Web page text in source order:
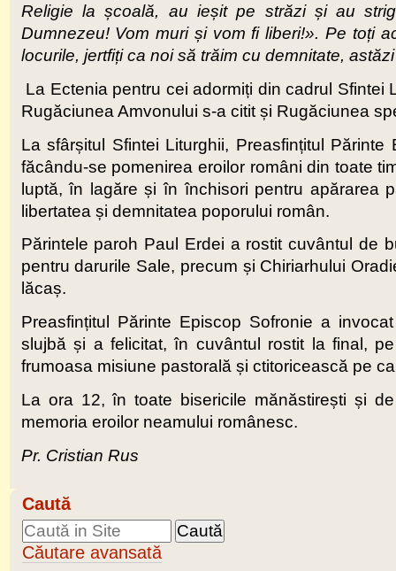
Religie la școală, au ieșit pe străzi și au
Dumnezeu! Vom muri și vom fi liberi!». Pe toți
locurile, jertfiți ca noi să trăim cu demnitate,
La Ectenia pentru cei adormiți din cadrul
Rugăciunea Amvonului s-a citit și Rugăciunea
La sfârșitul Sfintei Liturghii, Preasfințitul
făcându-se pomenirea eroilor români din toate
luptă, în lagăre și în închisori pentru apărarea
libertatea și demnitatea poporului român.
Părintele paroh Paul Erdei a rostit cuvântul de
pentru darurile Sale, precum și Chiriarhului
lăcaș.
Preasfințitul Părinte Episcop Sofronie a
slujbă și a felicitat, în cuvântul rostit la final,
frumoasa misiune pastorală și ctitoricească pe
La ora 12, în toate bisericile mănăstirești și
memoria eroilor neamului românesc.
Pr. Cristian Rus
Caută
Căutare avansată